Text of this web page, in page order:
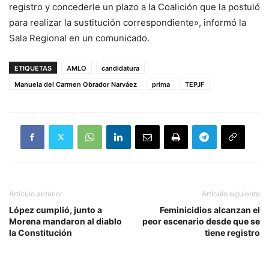
registro y concederle un plazo a la Coalición que la postuló
para realizar la sustitución correspondiente», informó la
Sala Regional en un comunicado.
ETIQUETAS AMLO
candidatura
Manuela del Carmen Obrador Narváez
prima TEPJF
Artículo anterior
López cumplió, junto a
Morena mandaron al diablo
la Constitución
Artículo siguiente
Feminicidios alcanzan el
peor escenario desde que se
tiene registro